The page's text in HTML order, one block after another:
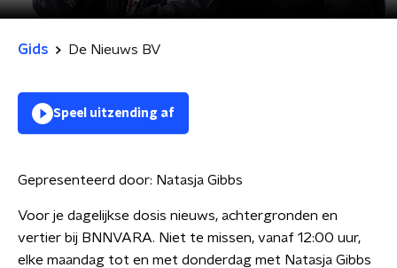
Gids De Nieuws BV
Speel uitzending af
Gepresenteerd door: Natasja Gibbs
Voor je dagelijkse dosis nieuws, achtergronden en
vertier bij BNNVARA. Niet te missen, vanaf 12:00 uur,
elke maandag tot en met donderdag met Natasja Gibbs